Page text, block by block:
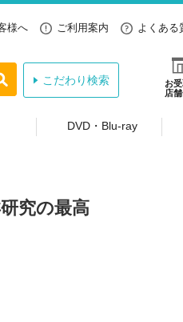
様へ ご利用案内 よくある
お
店
こだわり検索
DVD・Blu-ray
究の最高